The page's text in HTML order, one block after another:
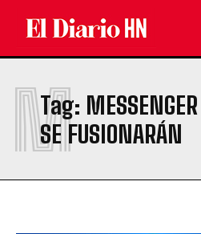
Tag:
SE FUSIONARÁN
M